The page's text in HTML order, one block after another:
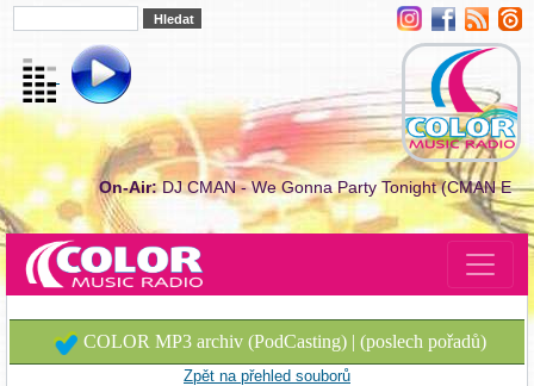
On-Air:DJ CMAN - We Gonna Party Tonight (CMAN E
COLOR MP3 archiv (PodCasting) | (poslech pořadů)
Zpět na přehled souborů